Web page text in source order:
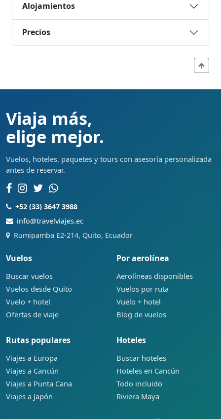
Alojamientos
Precios
Viaja más,
elige mejor.
Vuelos, hoteles, paquetes y tours con asesoría personalizada
antes de reservar.
+52 (33) 3647 3988
info@travelviajes.ec
Rumipamba E2-214, Quito, Ecuador
Vuelos
Buscar vuelos
Vuelos desde Quito
Vuelo + hotel
Ofertas de viaje
Por aerolínea
Aerolíneas disponibles
Vuelos por ruta
Vuelo + hotel
Blog de vuelos
Rutas populares
Viajes a Europa
Viajes a Cancún
Viajes a Punta Cana
Viajes a Japón
Hoteles
Buscar hoteles
Hoteles en Cancún
Todo incluido
Riviera Maya